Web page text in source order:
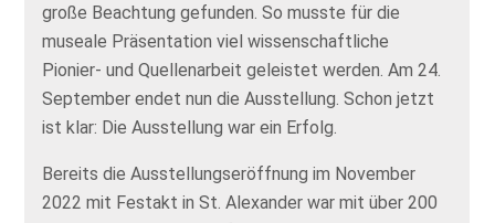
große Beachtung gefunden. So musste für die
museale Präsentation viel wissenschaftliche
Pionier- und Quellenarbeit geleistet werden. Am 24.
September endet nun die Ausstellung. Schon jetzt
ist klar: Die Ausstellung war ein Erfolg.
Bereits die Ausstellungseröffnung im November
2022 mit Festakt in St. Alexander war mit über 200